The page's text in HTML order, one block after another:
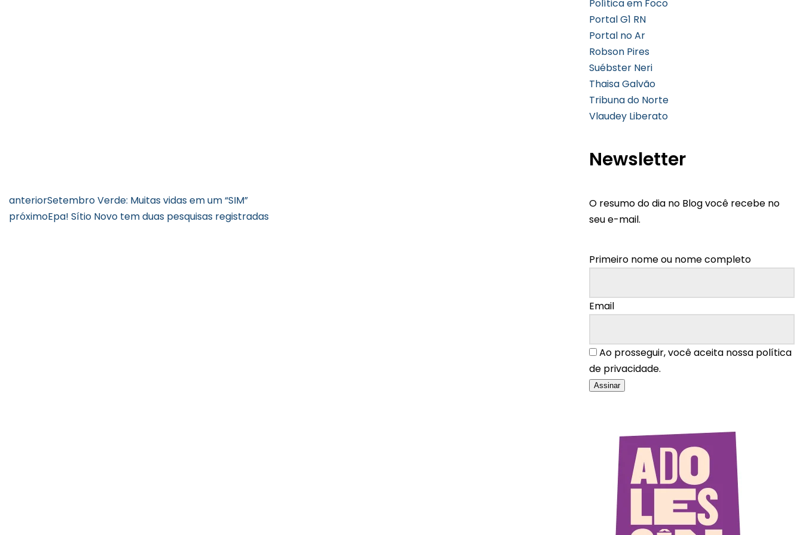
anteriorSetembro Verde: Muitas vidas em um “SIM”
próximoEpa! Sítio Novo tem duas pesquisas registradas
Política em Foco
Portal G1 RN
Portal no Ar
Robson Pires
Suébster Neri
Thaisa Galvão
Tribuna do Norte
Vlaudey Liberato
Newsletter
O resumo do dia no Blog você recebe no
seu e-mail.
Primeiro nome ou nome completo
Email
Ao prosseguir, você aceita nossa política
de privacidade.